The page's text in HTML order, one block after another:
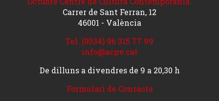
Carrer de Sant Ferran, 12
46001 - València
Tel. (0034) 96 315 77 99
info@acpv.cat
De dilluns a divendres de 9 a 20,30 h
Formulari de Contacte